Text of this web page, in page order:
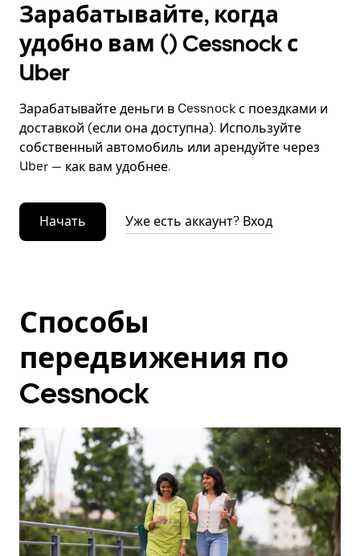
Зарабатывайте, когда
удобно вам () Cessnock с
Uber
Зарабатывайте деньги в Cessnock с поездками и
доставкой (если она доступна). Используйте
собственный автомобиль или арендуйте через
Uber — как вам удобнее.
Начать Уже есть аккаунт? Вход
Способы
передвижения по
Cessnock